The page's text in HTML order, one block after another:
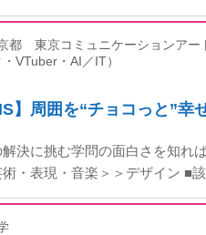
都 東京コミュニケーションア
VTuber・AI／IT）
】周囲を“チョコっと”
決に挑む学問の面白さを知れ
・表現・音楽＞＞デザイン ■